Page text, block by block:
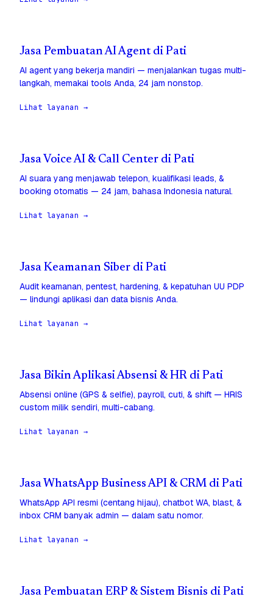
Jasa Pembuatan AI Agent di Pati
AI agent yang bekerja mandiri — menjalankan tugas multi-
langkah, memakai tools Anda, 24 jam nonstop.
Lihat layanan →
Jasa Voice AI & Call Center di Pati
AI suara yang menjawab telepon, kualifikasi leads, &
booking otomatis — 24 jam, bahasa Indonesia natural.
Lihat layanan →
Jasa Keamanan Siber di Pati
Audit keamanan, pentest, hardening, & kepatuhan UU PDP
— lindungi aplikasi dan data bisnis Anda.
Lihat layanan →
Jasa Bikin Aplikasi Absensi & HR di Pati
Absensi online (GPS & selfie), payroll, cuti, & shift — HRIS
custom milik sendiri, multi-cabang.
Lihat layanan →
Jasa WhatsApp Business API & CRM di Pati
WhatsApp API resmi (centang hijau), chatbot WA, blast, &
inbox CRM banyak admin — dalam satu nomor.
Lihat layanan →
Jasa Pembuatan ERP & Sistem Bisnis di Pati